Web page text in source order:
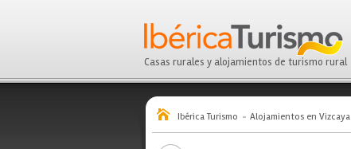
Casas rurales y alojamientos de turismo rural
Ibérica Turismo Alojamientos en Vizcaya